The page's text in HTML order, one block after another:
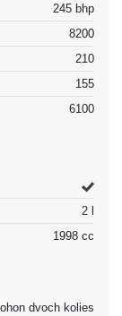
245 bhp
8200
210
155
6100
2 l
1998 cc
dvoch kolies